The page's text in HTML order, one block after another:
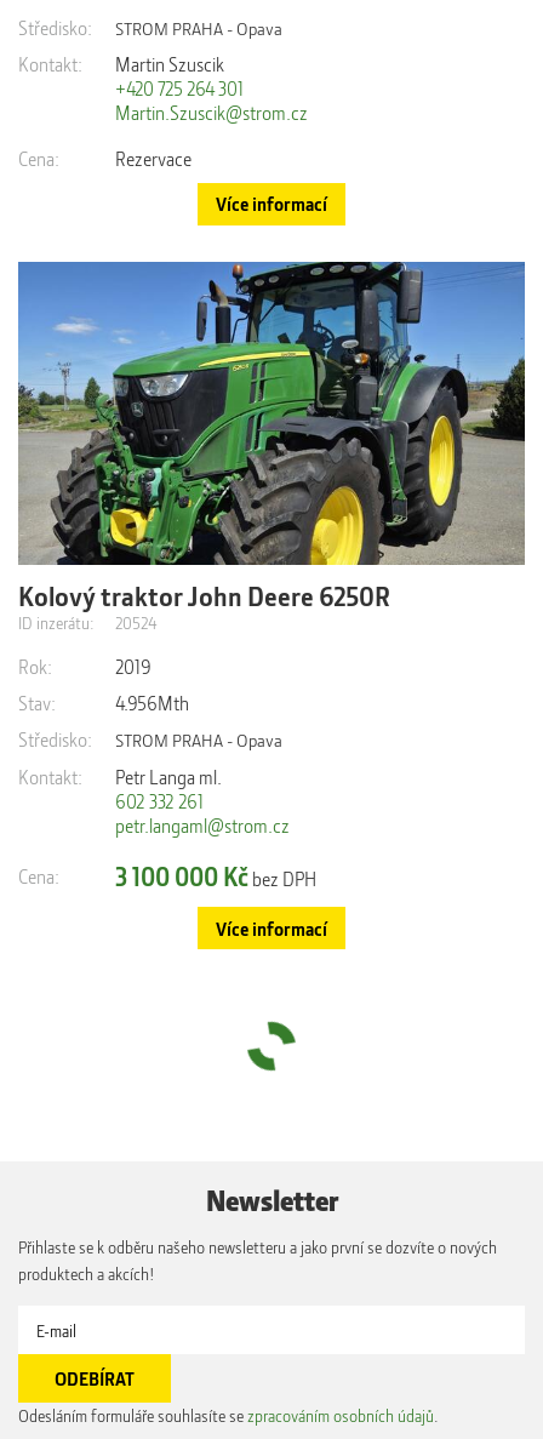
Středisko:
STROM PRAHA - Opava
Kontakt:
Martin Szuscik
+420 725 264 301
Martin.Szuscik@strom.cz
Cena:
Rezervace
Více informací
výrobní číslo: 1L06250RCKP928600 převodovka Command
Pro AutoTrac ready včetně navigace SF3000 přední PTO
Kolový traktor John Deere 6250R
ID inzerátu: 20524
Rok:
2019
Stav:
4.956Mth
Středisko:
STROM PRAHA - Opava
Kontakt:
Petr Langa ml.
602 332 261
petr.langaml@strom.cz
Cena: 3 100 000 Kč bez DPH
Více informací
Načíst další
Newsletter
Přihlaste se k odběru našeho newsletteru a jako první se dozvíte o nových
produktech a akcích!
Odesláním formuláře souhlasíte sezpracováním osobních údajů